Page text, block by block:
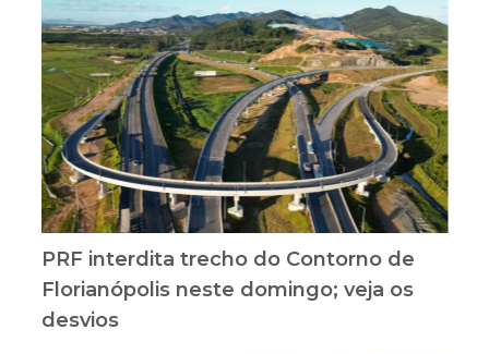
PRF interdita trecho do Contorno de
Florianópolis neste domingo; veja os
desvios